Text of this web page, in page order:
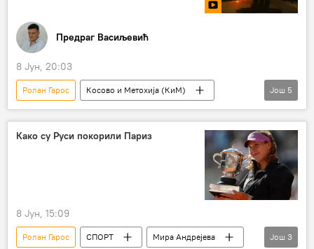
Предраг Васиљевић
8 Јун, 20:03
Ролан Гарос
Косово и Метохија (КиМ)
Украјина
вештачка интелигенција
Храм светог Саве
Русија
Још 5
Како су Руси покорили Париз
8 Јун, 15:09
Ролан Гарос СПОРТ
Мира Андрејева
Још 3